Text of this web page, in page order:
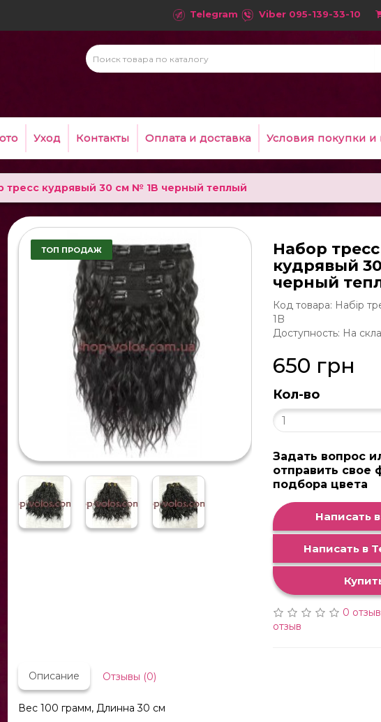
Telegram Viber 095-139-33-10
Уход Контакты Оплата и доставка Условия покупки и
тресс кудрявый 30 см № 1B черный теплый
ТОП ПРОДАЖ
Набор тресс
кудрявый
черный
Код товара: Набір
1B
Доступность: На
650 грн
Кол-во
Задать вопрос
отправить свое
подбора цвета
Написать
Написать в
0
отзыв
Описание Отзывы (0)
Вес 100 грамм, Длинна 30 см